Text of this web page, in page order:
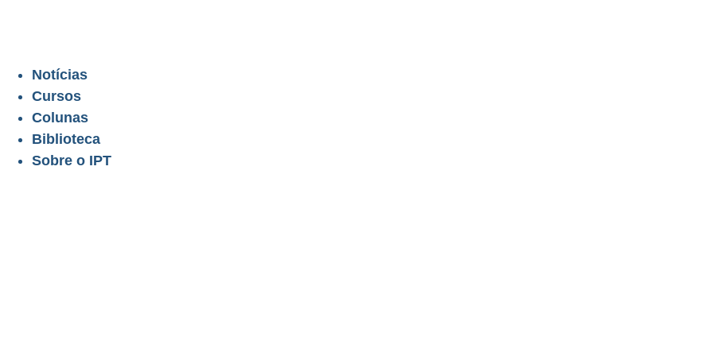
Notícias
Cursos
Colunas
Biblioteca
Sobre o IPT